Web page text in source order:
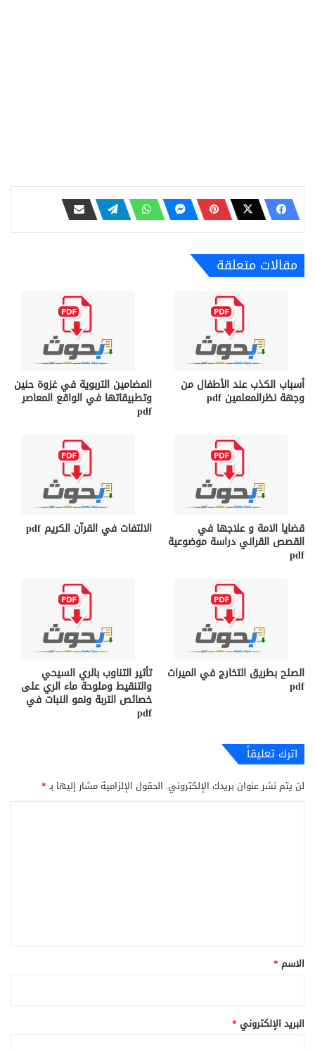
مقالات متعلقة
أسباب الكذب عند الأطفال من
وجهة نظرالمعلمين pdf
المضامين التربوية في غزوة حنين
وتطبيقاتها في الواقع المعاصر
pdf
قضايا الامة و علاجها في
القصص القراني دراسة موضوعية
pdf
الالتفات في القرآن الكريم pdf
الصلح بطريق التخارج في الميراث
pdf
تأثير التناوب بالري السيحي
والتنقيط وملوحة ماء الري على
خصائص التربة ونمو النبات في
pdf
اترك تعليقاً
لن يتم نشر عنوان بريدك الإلكتروني. الحقول الإلزامية مشار إليها بـ*
*
الاسم *
البريد الإلكتروني *